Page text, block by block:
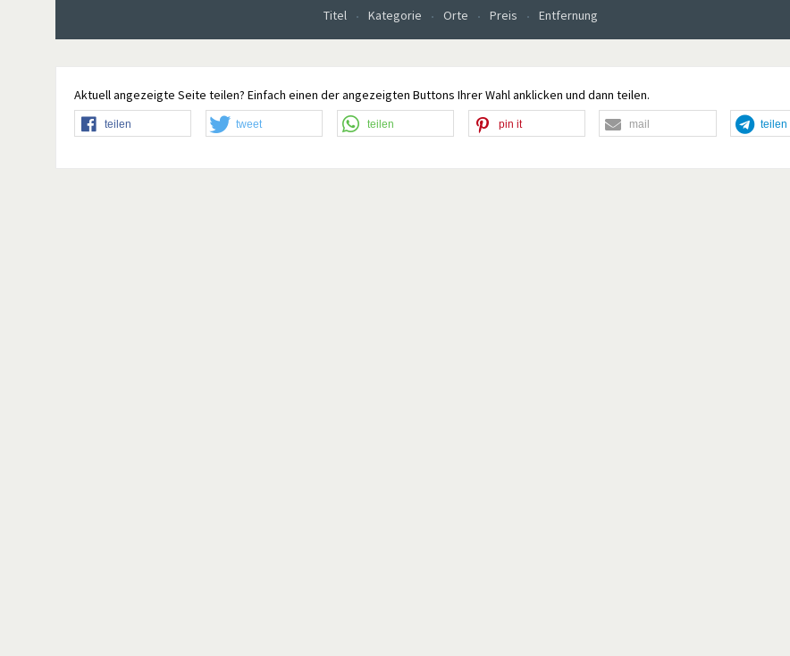
Titel Kategorie Orte Preis Entfernung
Aktuell angezeigte Seite teilen? Einfach einen der angezeigten Buttons Ihrer Wahl anklicken und dann teilen.
teilen tweet teilen pin it mail teilen